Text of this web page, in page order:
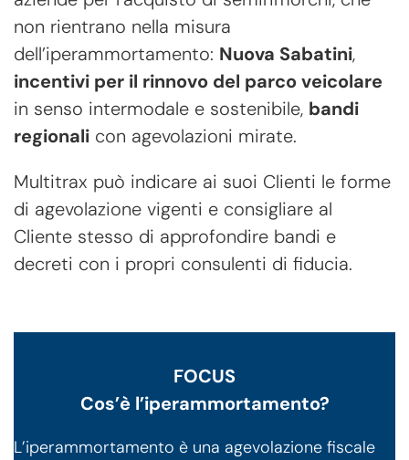
non rientrano nella misura
dell’iperammortamento: Nuova Sabatini,
incentivi per il rinnovo del parco veicolare
in senso intermodale e sostenibile, bandi
regionali con agevolazioni mirate.
Multitrax può indicare ai suoi Clienti le forme
di agevolazione vigenti e consigliare al
Cliente stesso di approfondire bandi e
decreti con i propri consulenti di fiducia.
FOCUS
Cos’è l’iperammortamento?
L’iperammortamento è una agevolazione fiscale